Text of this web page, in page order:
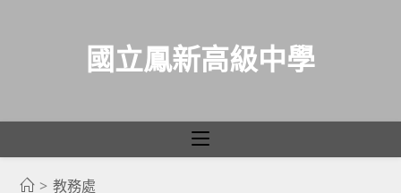
國立鳳新高級中學
> 教務處